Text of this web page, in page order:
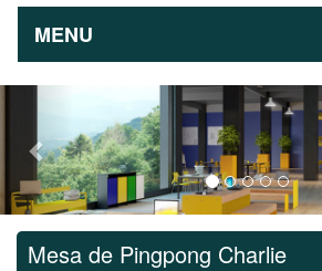
MENU
Previous
Mesa de Pingpong Charlie